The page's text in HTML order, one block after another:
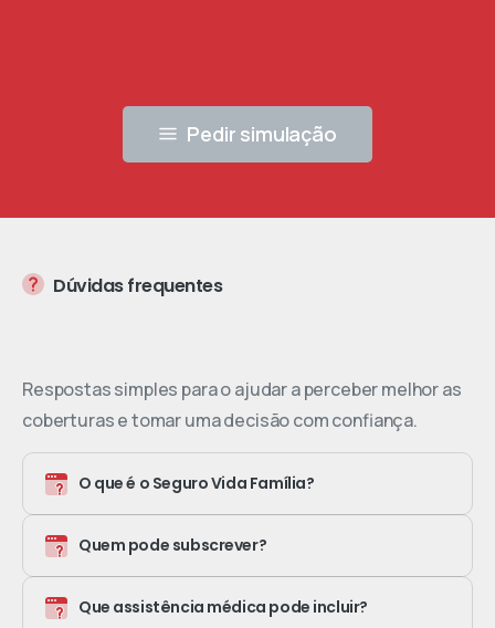
Pedir simulação
Dúvidas frequentes
Respostas simples para o ajudar a perceber melhor as
coberturas e tomar uma decisão com confiança.
O que é o Seguro Vida Família?
Quem pode subscrever?
Que assistência médica pode incluir?